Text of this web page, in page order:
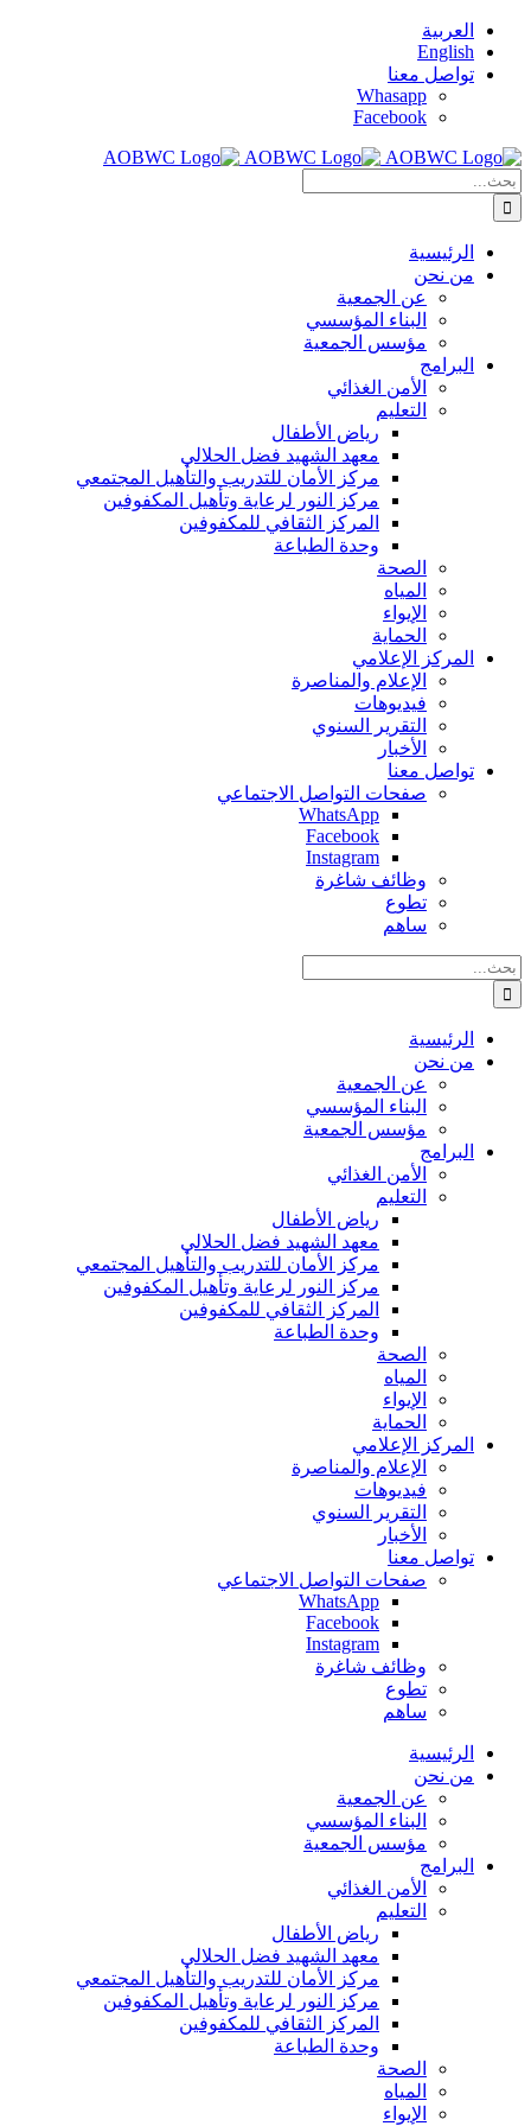
Skip
content
العربية
English
تواصل معنا
Whasapp
Facebook
البحث
عن:
الرئيسية
من نحن
عن الجمعية
البناء المؤسسي
مؤسس الجمعية
البرامج
الأمن الغذائي
التعليم
رياض الأطفال
معهد الشهيد فضل الحلالي
مركز الأمان للتدريب والتأهيل المجتمعي
مركز النور لرعاية وتأهيل المكفوفين
المركز الثقافي للمكفوفين
وحدة الطباعة
الصحة
المياه
الإيواء
الحماية
المركز الإعلامي
الإعلام والمناصرة
فيديوهات
التقرير السنوي
الأخبار
تواصل معنا
صفحات التواصل الاجتماعي
WhatsApp
Facebook
Instagram
وظائف شاغرة
تطوع
ساهم
البحث
عن:
الرئيسية
من نحن
عن الجمعية
البناء المؤسسي
مؤسس الجمعية
البرامج
الأمن الغذائي
التعليم
رياض الأطفال
معهد الشهيد فضل الحلالي
مركز الأمان للتدريب والتأهيل المجتمعي
مركز النور لرعاية وتأهيل المكفوفين
المركز الثقافي للمكفوفين
وحدة الطباعة
الصحة
المياه
الإيواء
الحماية
المركز الإعلامي
الإعلام والمناصرة
فيديوهات
التقرير السنوي
الأخبار
تواصل معنا
صفحات التواصل الاجتماعي
WhatsApp
Facebook
Instagram
وظائف شاغرة
تطوع
ساهم
الرئيسية
من نحن
عن الجمعية
البناء المؤسسي
مؤسس الجمعية
البرامج
الأمن الغذائي
التعليم
رياض الأطفال
معهد الشهيد فضل الحلالي
مركز الأمان للتدريب والتأهيل المجتمعي
مركز النور لرعاية وتأهيل المكفوفين
المركز الثقافي للمكفوفين
وحدة الطباعة
الصحة
المياه
الإيواء